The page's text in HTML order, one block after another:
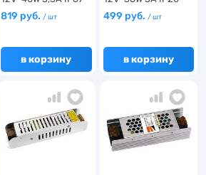
(2г.…
819 руб./ шт
в корзину
(2г. г…
499 руб. / шт
в корзину